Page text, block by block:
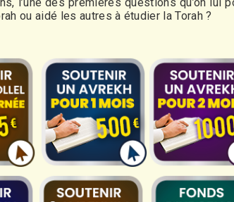
l’une des premières questions qu’on lui
ou aidé les autres à étudier la Torah ?